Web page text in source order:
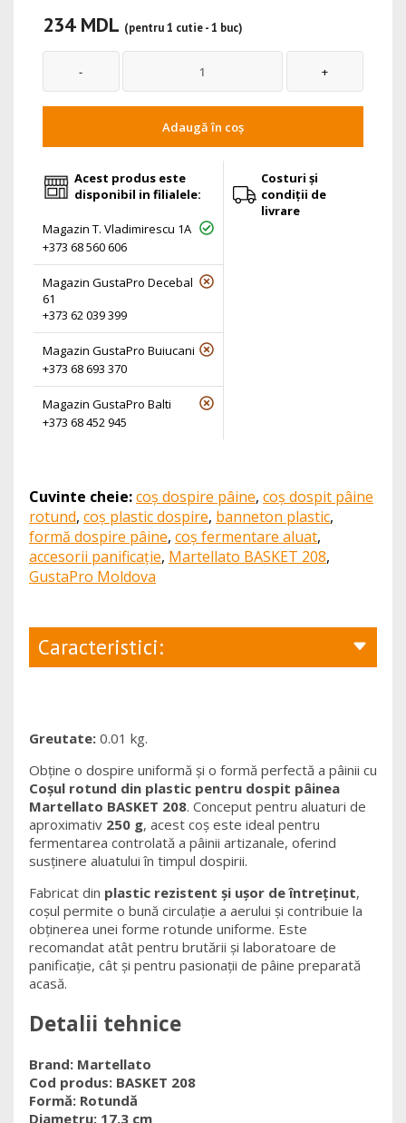
234 MDL (pentru 1 cutie - 1 buc)
Adaugă în coș
Acest produs este
disponibil in filialele:
Magazin T. Vladimirescu 1A
+373 68 560 606
Magazin GustaPro Decebal
61
+373 62 039 399
Magazin GustaPro Buiucani
+373 68 693 370
Magazin GustaPro Balti
+373 68 452 945
Costuri și
condiții de
livrare
Cuvinte cheie:coș dospire pâine, coș dospit pâine
rotund, coș plastic dospire, banneton plastic,
formă dospire pâine, coș fermentare aluat,
accesorii panificație, Martellato BASKET 208,
GustaPro Moldova
Caracteristici:
Greutate: 0.01 kg.
Obține o dospire uniformă și o formă perfectă a pâinii cu
Coșul rotund din plastic pentru dospit pâinea
Martellato BASKET 208. Conceput pentru aluaturi de
aproximativ 250 g, acest coș este ideal pentru
fermentarea controlată a pâinii artizanale, oferind
susținere aluatului în timpul dospirii.
Fabricat din plastic rezistent și ușor de întreținut,
coșul permite o bună circulație a aerului și contribuie la
obținerea unei forme rotunde uniforme. Este
recomandat atât pentru brutării și laboratoare de
panificație, cât și pentru pasionații de pâine preparată
acasă.
Detalii tehnice
Brand: Martellato
Cod produs: BASKET 208
Formă: Rotundă
Diametru: 17,3 cm